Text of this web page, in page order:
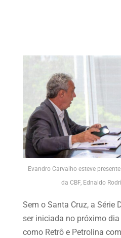
Evandro Carvalho esteve
da CBF, Ednaldo
Sem o Santa Cruz, a Série
ser iniciada no próximo
como Retrô e Petrolina